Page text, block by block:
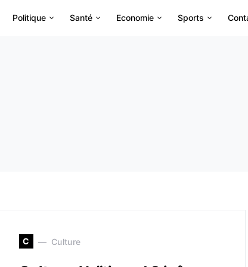
Politique Santé Economie Sports
C Culture